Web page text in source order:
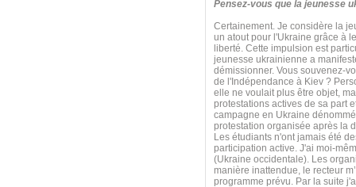
Pensez-vous que la jeunesse
Certainement. Je considère la
un atout pour l'Ukraine grâce à
liberté. Cette impulsion est
jeunesse ukrainienne a
démissionner. Vous souvenez-
de l'Indépendance à Kiev ?
elle ne voulait plus être objet,
protestations actives de sa part
campagne en Ukraine
protestation organisée après la
Les étudiants n'ont jamais été
participation active. J'ai moi-
(Ukraine occidentale). Les
manière inattendue, le recteur
programme prévu. Par la suite